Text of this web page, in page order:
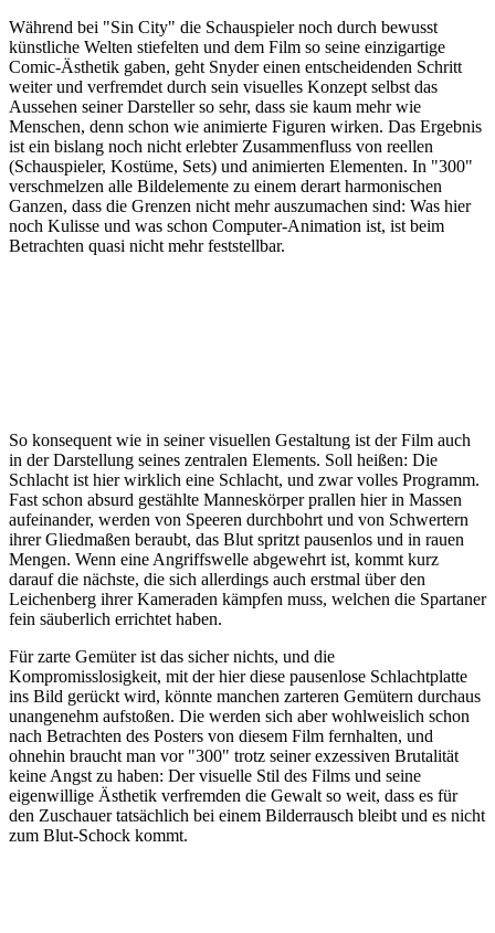
Während bei "Sin City" die Schauspieler noch durch bewusst
künstliche Welten stiefelten und dem Film so seine einzigartige
Comic-Ästhetik gaben, geht Snyder einen entscheidenden Schritt
weiter und verfremdet durch sein visuelles Konzept selbst das
Aussehen seiner Darsteller so sehr, dass sie kaum mehr wie
Menschen, denn schon wie animierte Figuren wirken. Das Ergebnis
ist ein bislang noch nicht erlebter Zusammenfluss von reellen
(Schauspieler, Kostüme, Sets) und animierten Elementen. In "300"
verschmelzen alle Bildelemente zu einem derart harmonischen
Ganzen, dass die Grenzen nicht mehr auszumachen sind: Was hier
noch Kulisse und was schon Computer-Animation ist, ist beim
Betrachten quasi nicht mehr feststellbar.
So konsequent wie in seiner visuellen Gestaltung ist der Film auch
in der Darstellung seines zentralen Elements. Soll heißen: Die
Schlacht ist hier wirklich eine Schlacht, und zwar volles Programm.
Fast schon absurd gestählte Manneskörper prallen hier in Massen
aufeinander, werden von Speeren durchbohrt und von Schwertern
ihrer Gliedmaßen beraubt, das Blut spritzt pausenlos und in rauen
Mengen. Wenn eine Angriffswelle abgewehrt ist, kommt kurz
darauf die nächste, die sich allerdings auch erstmal über den
Leichenberg ihrer Kameraden kämpfen muss, welchen die Spartaner
fein säuberlich errichtet haben.
Für zarte Gemüter ist das sicher nichts, und die
Kompromisslosigkeit, mit der hier diese pausenlose Schlachtplatte
ins Bild gerückt wird, könnte manchen zarteren Gemütern durchaus
unangenehm aufstoßen. Die werden sich aber wohlweislich schon
nach Betrachten des Posters von diesem Film fernhalten, und
ohnehin braucht man vor "300" trotz seiner exzessiven Brutalität
keine Angst zu haben: Der visuelle Stil des Films und seine
eigenwillige Ästhetik verfremden die Gewalt so weit, dass es für
den Zuschauer tatsächlich bei einem Bilderrausch bleibt und es nicht
zum Blut-Schock kommt.